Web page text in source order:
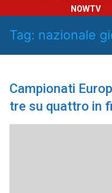
NOWTV
Tag: nazionale
Campionati
tre su quattro in